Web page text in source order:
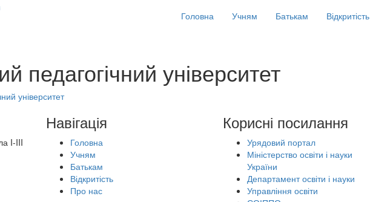
Головна Учням Батькам Відкритість
педагогічний університет
I-III
Навігація
Головна
Учням
Батькам
Відкритість
Про нас
Корисні посилання
Урядовий портал
Міністерство освіти і науки
України
Департамент освіти і науки
Управління освіти